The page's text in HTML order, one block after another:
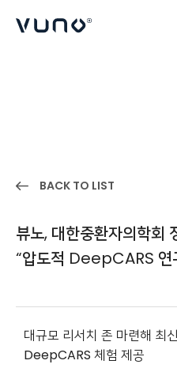
BACK TO LIST
뷰노, 대한중환자의학회
“압도적 DeepCARS 연
대규모 리서치 존 마련해 최
DeepCARS 체험 제공